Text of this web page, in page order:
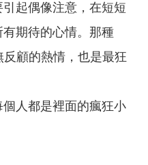
引起偶像注意，在短短
期待的心情。那種
顧的熱情，也是最狂
人都是裡面的瘋狂小